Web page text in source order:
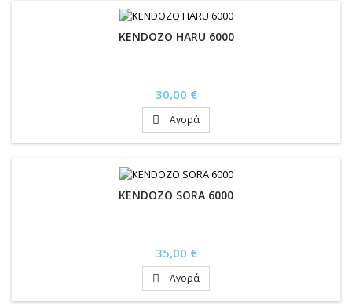
KENDOZO HARU 6000
Τιμή
30,00 €
 Αγορά
KENDOZO SORA 6000
Τιμή
35,00 €
 Αγορά